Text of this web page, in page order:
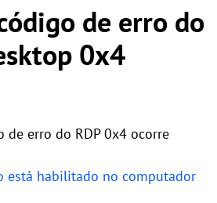
de erro do
0x4
de erro do RDP 0x4 ocorre
está habilitado no computador